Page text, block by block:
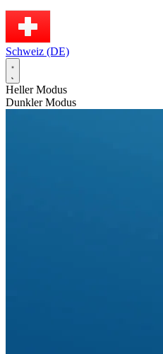
Schweiz (DE)
Heller Modus
Dunkler Modus